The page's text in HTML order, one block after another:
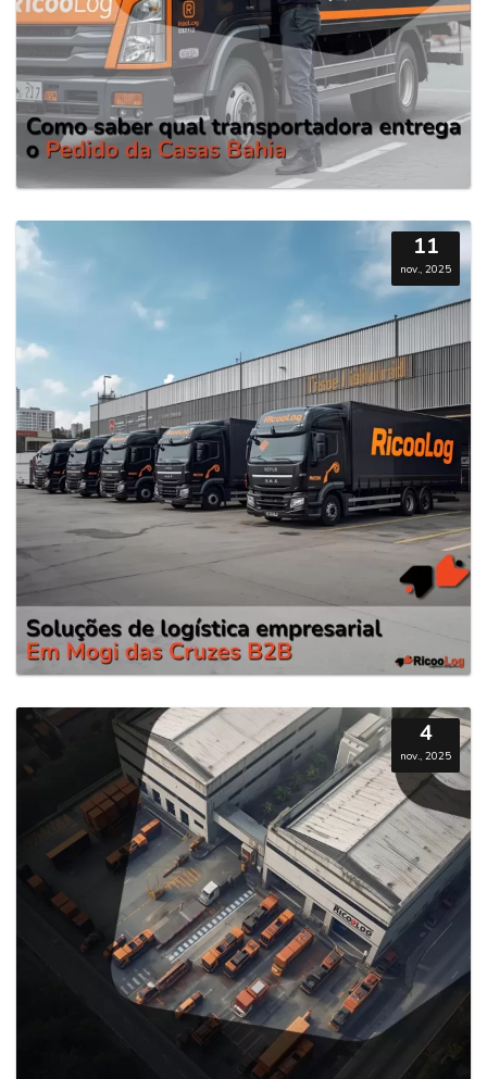
11
nov., 2025
4
nov., 2025